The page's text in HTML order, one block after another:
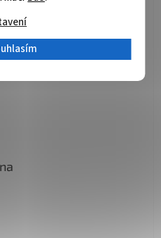
je 5 z 5 hvězdiček.
je 5 z 5 hvězdiček.
je 5 z 5 hvězdiček.